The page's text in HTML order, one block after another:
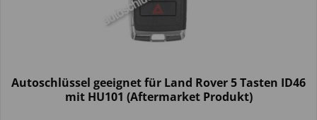
Autoschlüssel geeignet für Land Rover 5 Tasten ID46
mit HU101 (Aftermarket Produkt)